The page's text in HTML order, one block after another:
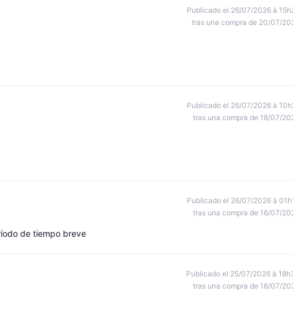
Publicado el 26/07/2026 à
tras una compra de 20/07/
Publicado el 26/07/2026 à
tras una compra de 18/07/
Publicado el 26/07/2026 à
tras una compra de 16/07/
de tiempo breve
Publicado el 25/07/2026 à
tras una compra de 16/07/